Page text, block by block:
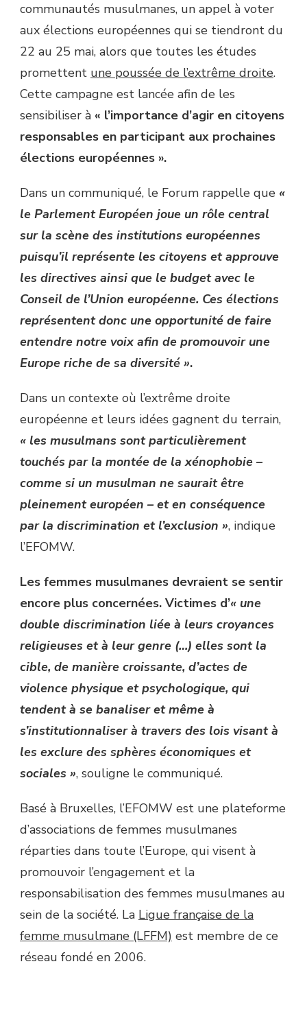
communautés musulmanes, un appel à voter
aux élections européennes qui se tiendront du
22 au 25 mai, alors que toutes les études
promettent une poussée de l’extrême droite.
Cette campagne est lancée afin de les
sensibiliser à « l’importance d’agir en citoyens
responsables en participant aux prochaines
élections européennes ».
Dans un communiqué, le Forum rappelle que «
le Parlement Européen joue un rôle central
sur la scène des institutions européennes
puisqu’il représente les citoyens et approuve
les directives ainsi que le budget avec le
Conseil de l’Union européenne. Ces élections
représentent donc une opportunité de faire
entendre notre voix afin de promouvoir une
Europe riche de sa diversité ».
Dans un contexte où l’extrême droite
européenne et leurs idées gagnent du terrain,
« les musulmans sont particulièrement
touchés par la montée de la xénophobie –
comme si un musulman ne saurait être
pleinement européen – et en conséquence
par la discrimination et l’exclusion », indique
l’EFOMW.
Les femmes musulmanes devraient se sentir
encore plus concernées. Victimes d’« une
double discrimination liée à leurs croyances
religieuses et à leur genre (…) elles sont la
cible, de manière croissante, d’actes de
violence physique et psychologique, qui
tendent à se banaliser et même à
s’institutionnaliser à travers des lois visant à
les exclure des sphères économiques et
sociales », souligne le communiqué.
Basé à Bruxelles, l’EFOMW est une plateforme
d’associations de femmes musulmanes
réparties dans toute l’Europe, qui visent à
promouvoir l’engagement et la
responsabilisation des femmes musulmanes au
sein de la société. La Ligue française de la
femme musulmane (LFFM) est membre de ce
réseau fondé en 2006.